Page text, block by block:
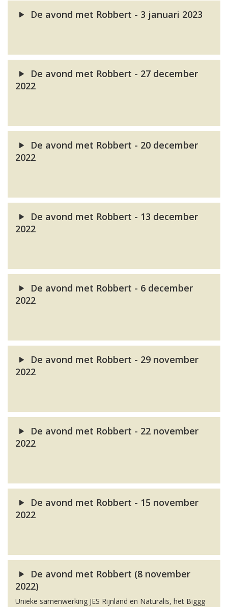
De avond met Robbert - 3 januari 2023
De avond met Robbert - 27 december
2022
De avond met Robbert - 20 december
2022
De avond met Robbert - 13 december
2022
De avond met Robbert - 6 december
2022
De avond met Robbert - 29 november
2022
De avond met Robbert - 22 november
2022
De avond met Robbert - 15 november
2022
De avond met Robbert (8 november
2022)
Unieke samenwerking JES Rijnland en Naturalis, het Biggg